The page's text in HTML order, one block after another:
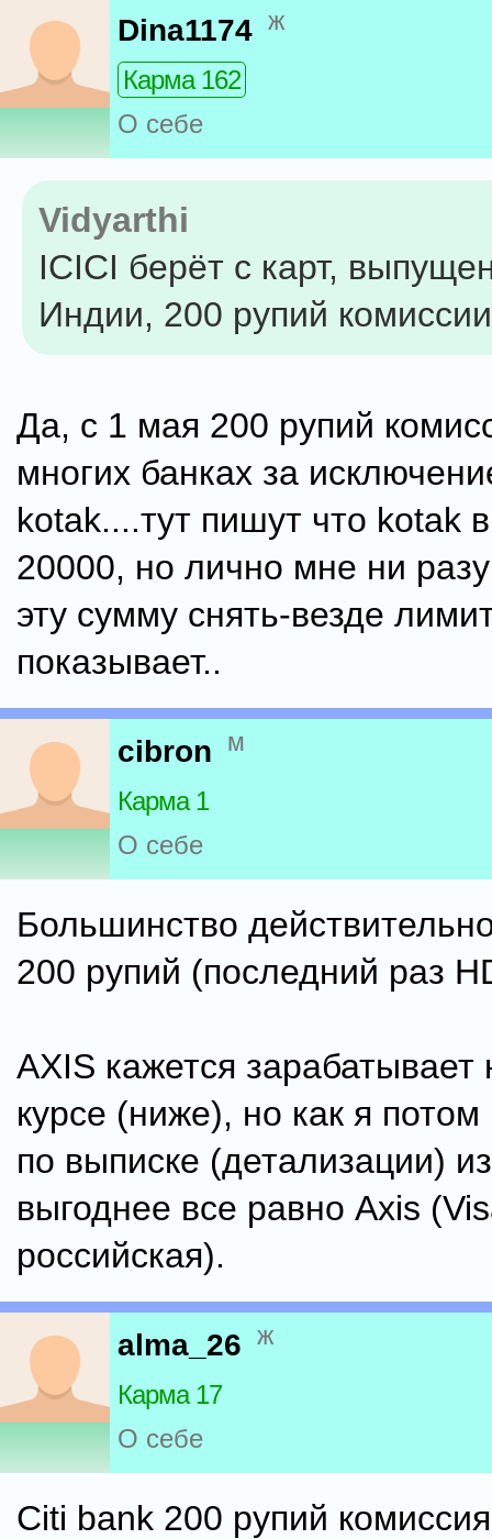
Dina1174 ж
Карма 162
О себе
Vidyarthi
ICICI берёт с карт,
Индии, 200 рупий
Да, c 1 мая 200 рупий
многих банках за
kotak....тут пишут что kotak
20000, но лично мне ни
эту сумму снять-везде
показывает..
cibron м
Карма 1
О себе
Большинство
200 рупий (последний раз
AXIS кажется
курсе (ниже), но как я
по выписке (детализации)
выгоднее все равно Axis
российская).
alma_26 ж
Карма 17
О себе
Citi bank 200 рупий